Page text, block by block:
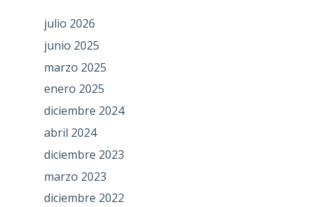
julio 2026
junio 2025
marzo 2025
enero 2025
diciembre 2024
abril 2024
diciembre 2023
marzo 2023
diciembre 2022